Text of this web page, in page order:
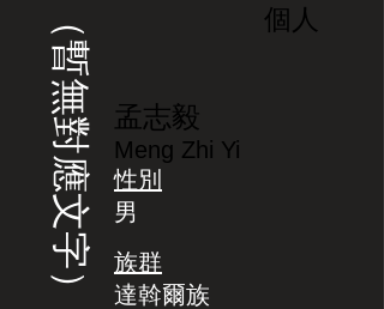
（暫無對應文字） 個人
孟志毅
Meng Zhi Yi
性別
男
族群
達斡爾族